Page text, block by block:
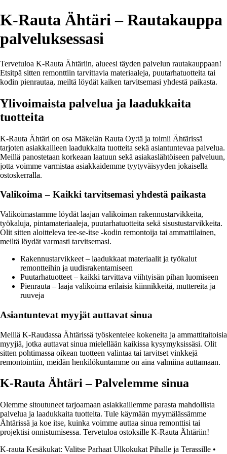
K-Rauta Ähtäri – Rautakauppa
palveluksessasi
Tervetuloa K-Rauta Ähtäriin, alueesi täyden palvelun rautakauppaan!
Etsitpä sitten remonttiin tarvittavia materiaaleja, puutarhatuotteita tai
kodin pienrautaa, meiltä löydät kaiken tarvitsemasi yhdestä paikasta.
Ylivoimaista palvelua ja laadukkaita
tuotteita
K-Rauta Ähtäri on osa Mäkelän Rauta Oy:tä ja toimii Ähtärissä
tarjoten asiakkailleen laadukkaita tuotteita sekä asiantuntevaa palvelua.
Meillä panostetaan korkeaan laatuun sekä asiakaslähtöiseen palveluun,
jotta voimme varmistaa asiakkaidemme tyytyväisyyden jokaisella
ostoskerralla.
Valikoima – Kaikki tarvitsemasi yhdestä paikasta
Valikoimastamme löydät laajan valikoiman rakennustarvikkeita,
työkaluja, pintamateriaaleja, puutarhatuotteita sekä sisustustarvikkeita.
Olit sitten aloitteleva tee-se-itse -kodin remontoija tai ammattilainen,
meiltä löydät varmasti tarvitsemasi.
Rakennustarvikkeet – laadukkaat materiaalit ja työkalut
remontteihin ja uudisrakentamiseen
Puutarhatuotteet – kaikki tarvittava viihtyisän pihan luomiseen
Pienrauta – laaja valikoima erilaisia kiinnikkeitä, muttereita ja
ruuveja
Asiantuntevat myyjät auttavat sinua
Meillä K-Raudassa Ähtärissä työskentelee kokeneita ja ammattitaitoisia
myyjiä, jotka auttavat sinua mielellään kaikissa kysymyksissäsi. Olit
sitten pohtimassa oikean tuotteen valintaa tai tarvitset vinkkejä
remontointiin, meidän henkilökuntamme on aina valmiina auttamaan.
K-Rauta Ähtäri – Palvelemme sinua
Olemme sitoutuneet tarjoamaan asiakkaillemme parasta mahdollista
palvelua ja laadukkaita tuotteita. Tule käymään myymälässämme
Ähtärissä ja koe itse, kuinka voimme auttaa sinua remonttisi tai
projektisi onnistumisessa. Tervetuloa ostoksille K-Rauta Ähtäriin!
K-rauta Kesäkukat: Valitse Parhaat Ulkokukat Pihalle ja Terassille •